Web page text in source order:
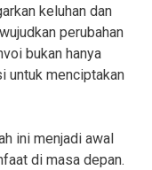
keluhan dan
perubahan
bukan hanya
untuk menciptakan
ini menjadi awal
di masa depan.